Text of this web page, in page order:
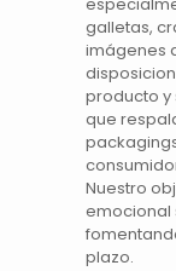
galletas,
imágenes
producto y
que
Nuestro
emocional
plazo.